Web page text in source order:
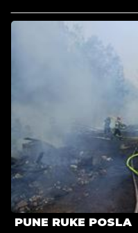
PUNE RUKE POSLA